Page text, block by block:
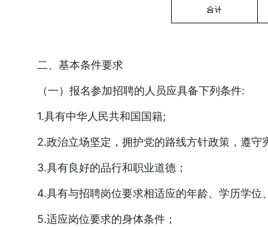
二、基本条件要求
（一）报名参加招聘的人员应具备下列条件:
1.具有中华人民共和国国籍;
2.政治立场坚定，拥护党的路线方针政策，遵守
3.具有良好的品行和职业道德；
4.具有与招聘岗位要求相适应的年龄、学历学位
5.适应岗位要求的身体条件；